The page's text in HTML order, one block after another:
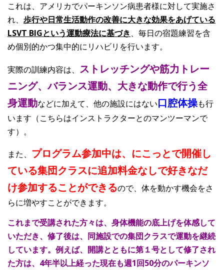
これは、アメリカでパーキンソン病患者様に対して実施さ
れ、歩行や日常生活動作の改善に大きな効果をあげている
LSVT BIGという運動療法に基づき、毎日の宿題練習を含
め個別的かつ集中的にリハビリを行います。
実際の訓練内容は、 ストレッチングや筋力トレー
ニング、バランス運動、大きな動作で行う全
身運動などに加えて、他の施設にはない口腔体操も行
います（こちらはインストラクターとのマンツーマンで
す）。
また、 プログラム参加中は、にこっとで開催し
ている集団クラスに追加料金なしで好きなだ
け参加することができるので、体を動かす機会をさ
らに増やすことができます。
これまで受講された方々は、身体機能の底上げを体感して
いただき、修了後は、同施設での集団クラスで運動を継続
しています。例えば、開講とともに第１号として修了され
た方は、4年半以上経った現在も週1回50分のパーキンソ